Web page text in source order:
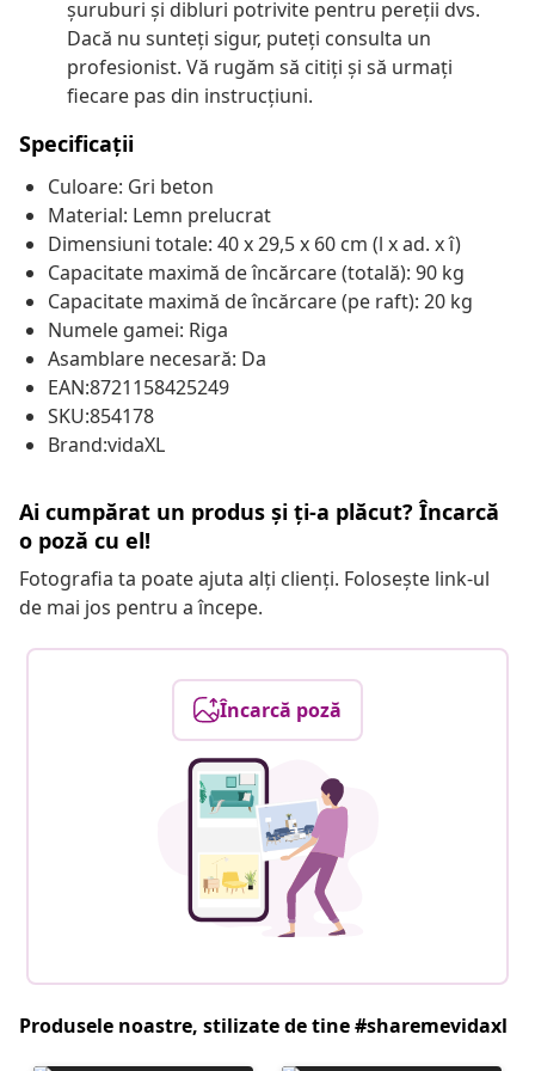
șuruburi și dibluri potrivite pentru pereții dvs.
Dacă nu sunteți sigur, puteți consulta un
profesionist. Vă rugăm să citiți și să urmați
fiecare pas din instrucțiuni.
Specificații
Culoare: Gri beton
Material: Lemn prelucrat
Dimensiuni totale: 40 x 29,5 x 60 cm (l x ad. x î)
Capacitate maximă de încărcare (totală): 90 kg
Capacitate maximă de încărcare (pe raft): 20 kg
Numele gamei: Riga
Asamblare necesară: Da
EAN:8721158425249
SKU:854178
Brand:vidaXL
Ai cumpărat un produs și ți-a plăcut? Încarcă
o poză cu el!
Fotografia ta poate ajuta alți clienți. Folosește link-ul
de mai jos pentru a începe.
Încarcă poză
Produsele noastre, stilizate de tine #sharemevidaxl